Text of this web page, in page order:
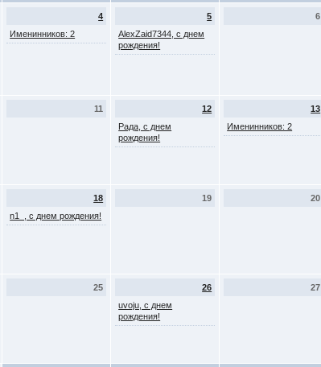
4
Именинников: 2
5
AlexZaid7344, с днем
рождения!
6
11
12
Рада, с днем
рождения!
13
Именинников: 2
18
n1_, с днем рождения!
19 20
25
26
uvoju, с днем
рождения!
27